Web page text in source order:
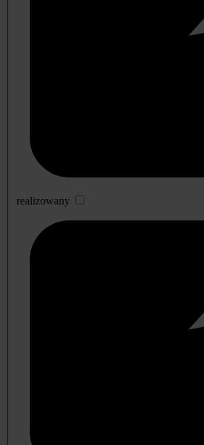
realizowany